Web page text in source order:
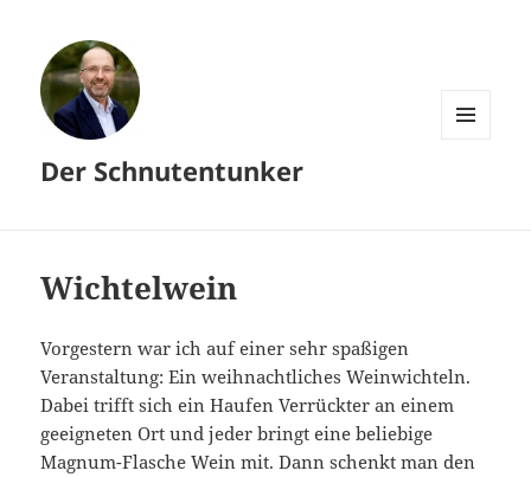
Der Schnutentunker
Wichtelwein
Vorgestern war ich auf einer sehr spaßigen
Veranstaltung: Ein weihnachtliches Weinwichteln.
Dabei trifft sich ein Haufen Verrückter an einem
geeigneten Ort und jeder bringt eine beliebige
Magnum-Flasche Wein mit. Dann schenkt man den